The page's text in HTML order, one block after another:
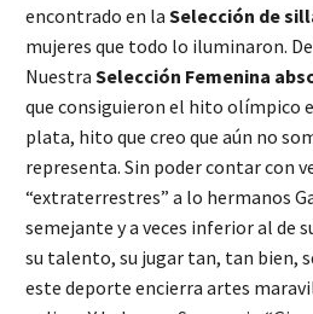
encontrado en la Selección de
mujeres que todo lo iluminaron.
Nuestra Selección Femenina
que consiguieron el hito olímpico
plata, hito que creo que aún no
representa. Sin poder contar con
“extraterrestres” a lo hermanos
semejante y a veces inferior al de
su talento, su jugar tan, tan bien,
este deporte encierra artes